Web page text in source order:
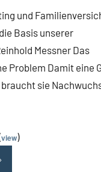
und
Basis unserer
Messner Das
Problem Damit eine
sie
view)